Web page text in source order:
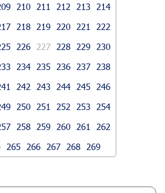
210 211 212 213
214
218 219 220 221
222
226 227 228 229
230
234 235 236 237
238
242 243 244 245
246
250 251 252 253
254
258 259 260 261
262
265 266 267 268 269